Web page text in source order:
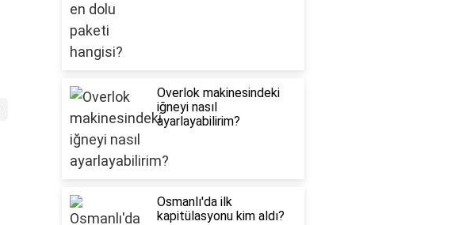
Overlok makinesindeki
iğneyi nasıl
ayarlayabilirim?
Osmanlı'da ilk
kapitülasyonu kim aldı?